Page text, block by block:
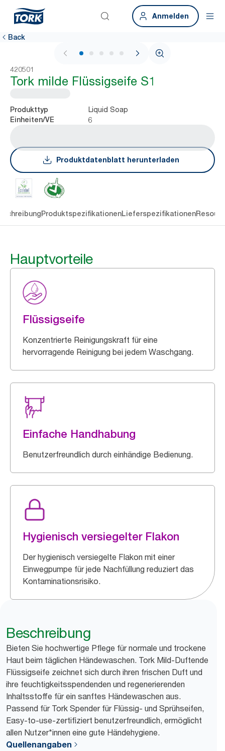
Anmelden
Back
1 / 6
420501
Tork milde Flüssigseife S1
Produkttyp Liquid Soap
Einheiten/VE 6
Produktdatenblatt herunterladen
ProduktspezifikationenLieferspezifikationen
Hauptvorteile
Flüssigseife
Konzentrierte Reinigungskraft für eine
hervorragende Reinigung bei jedem Waschgang.
Einfache Handhabung
Benutzerfreundlich durch einhändige Bedienung.
Hygienisch versiegelter Flakon
Der hygienisch versiegelte Flakon mit einer
Einwegpumpe für jede Nachfüllung reduziert das
Kontaminationsrisiko.
Beschreibung
Bieten Sie hochwertige Pflege für normale und trockene
Haut beim täglichen Händewaschen. Tork Mild-Duftende
Flüssigseife zeichnet sich durch ihren frischen Duft und
ihre feuchtigkeitsspendenden und regenerierenden
Inhaltsstoffe für ein sanftes Händewaschen aus.
Passend für Tork Spender für Flüssig- und Sprühseifen,
Easy-to-use-zertifiziert benutzerfreundlich, ermöglicht
allen Nutzer*innen eine gute Händehygiene.
Quellenangaben